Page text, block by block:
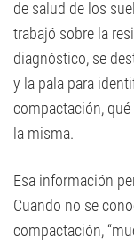
de salud de los
trabajó sobre la
diagnóstico, se
y la pala para
compactación,
la misma.
Esa información
Cuando no se
compactación,